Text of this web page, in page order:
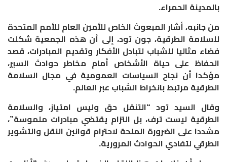
بالمدينة الحمراء.
من جانبه، أشار المبعوث الخاص للأمين العام للأمم المتحدة
للسلامة الطرقية، جون تود، إلى أن هذه الجمعية شكلت
فضاء مثاليا للشباب لتبادل الأفكار وتقديم المبادرات، قصد
الحفاظ على حياة الأشخاص أمام مخاطر حوادث السير،
مؤكدا أن نجاح السياسات العمومية في مجال السلامة
الطرقية مرتبط بانخراط الشباب عبر العالم.
وقال السيد تود “التنقل حق وليس امتياز، والسلامة
الطرقية ليست ترف، بل التزام يقتضي مبادرات ملموسة”،
مشددا على الضرورة الملحة لاحترام قوانين النقل والتشوير
الطرقي لتفادي الحوادث المرورية.